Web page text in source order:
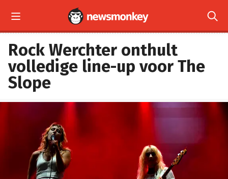
 
Rock Werchter onthult
volledige line-up voor The
Slope